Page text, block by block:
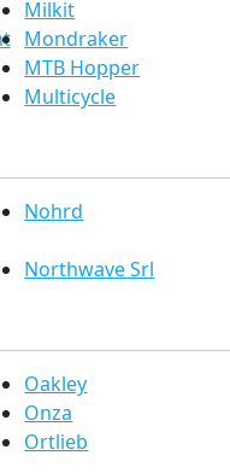
Milkit
Mondraker
MTB Hopper
Multicycle
Nohrd
Northwave Srl
Oakley
Onza
Ortlieb